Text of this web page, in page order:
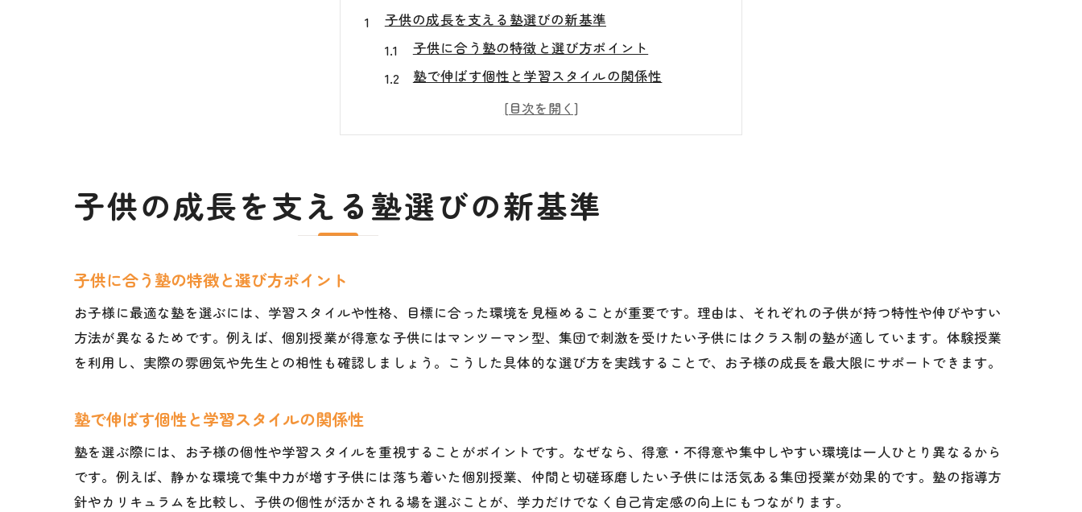
子供の成長を支える塾選びの新基準
子供に合う塾の特徴と選び方ポイント
塾で伸ばす個性と学習スタイルの関係性
塾の新しい基準とメンタルトレーニング活用法
子供の成長を促す塾選びの実践的なコツ
塾選びで後悔しない判断軸を考える
メンタルトレーニングが塾で育む自信とは
塾での成功体験が生む自己肯定感の高まり
メンタルトレーニング導入塾の指導現場事例
塾と家庭でできる自信強化トレーニング
塾が学習力とメンタルを同時に伸ばす方法
心の力を強化する塾の独自プログラム解説
塾での習慣作りが学力アップに繋がる理由
子供の成長を支える塾選びの新基準
子供に合う塾の特徴と選び方ポイント
お子様に最適な塾を選ぶには、学習スタイルや性格、目標に合った環境を見極めることが重要です。理由は、それぞれの子供が持つ特性や伸びやすい
方法が異なるためです。例えば、個別授業が得意な子供にはマンツーマン型、集団で刺激を受けたい子供にはクラス制の塾が適しています。体験授業
を利用し、実際の雰囲気や先生との相性も確認しましょう。こうした具体的な選び方を実践することで、お子様の成長を最大限にサポートできます。
塾で伸ばす個性と学習スタイルの関係性
塾を選ぶ際には、お子様の個性や学習スタイルを重視することがポイントです。なぜなら、得意・不得意や集中しやすい環境は一人ひとり異なるから
です。例えば、静かな環境で集中力が増す子供には落ち着いた個別授業、仲間と切磋琢磨したい子供には活気ある集団授業が効果的です。塾の指導方
針やカリキュラムを比較し、子供の個性が活かされる場を選ぶことが、学力だけでなく自己肯定感の向上にもつながります。